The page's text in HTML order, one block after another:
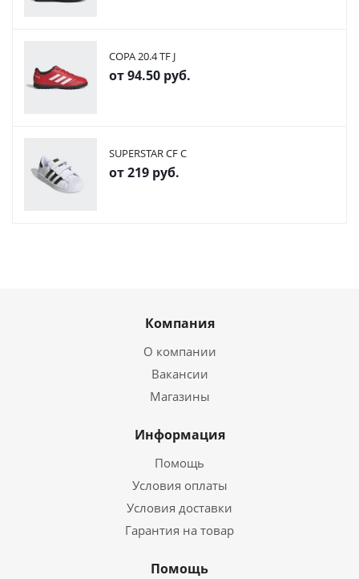
COPA 20.4 TF J
от94.50 руб.
SUPERSTAR CF C
от219 руб.
Компания
О компании
Вакансии
Магазины
Информация
Помощь
Условия оплаты
Условия доставки
Гарантия на товар
Помощь